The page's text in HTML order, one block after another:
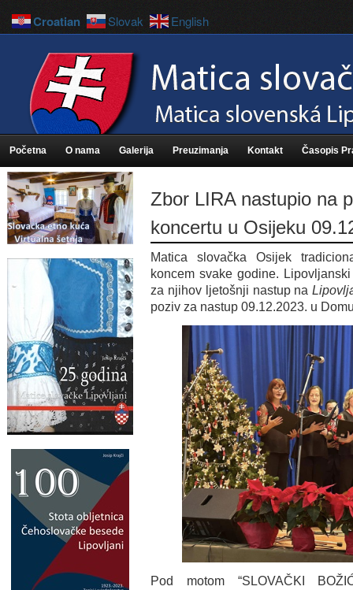
Početna O nama Galerija Preuzimanja Kontakt Časopis
Zbor LIRA nastupio na
koncertu u Osijeku
Matica slovačka Osijek
koncem svake godine.
za njihov ljetošnji nastup na
poziv za nastup 09.12.2023. u
Pod motom “SLOVAČKI
Croatian Slovak English